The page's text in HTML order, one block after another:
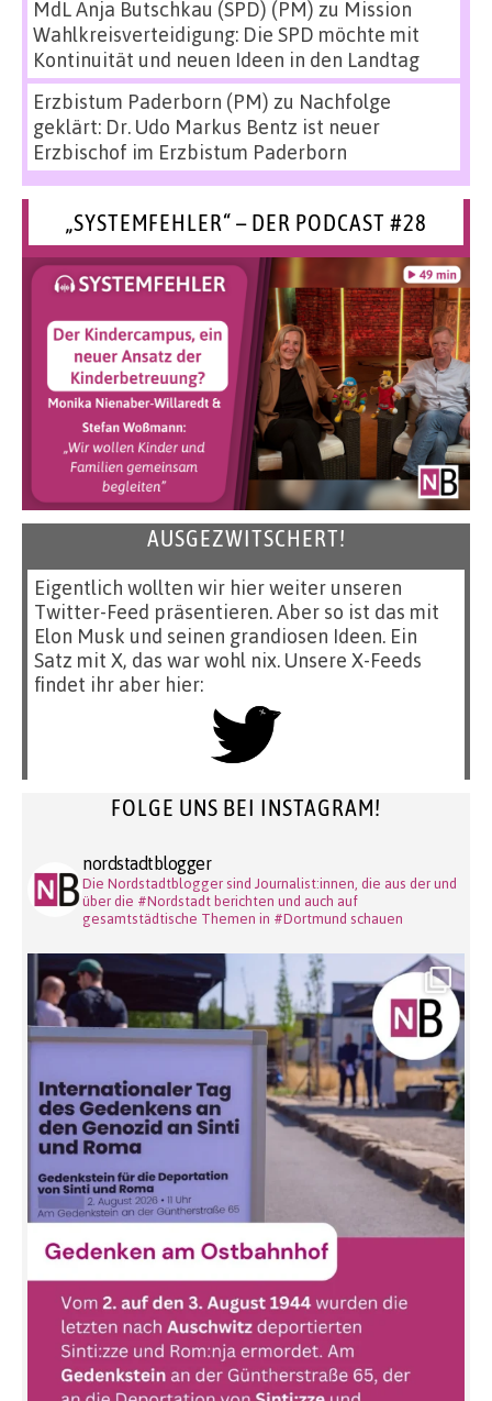
MdL Anja Butschkau (SPD) (PM) zu Mission
Wahlkreisverteidigung: Die SPD möchte mit
Kontinuität und neuen Ideen in den Landtag
Erzbistum Paderborn (PM) zu Nachfolge
geklärt: Dr. Udo Markus Bentz ist neuer
Erzbischof im Erzbistum Paderborn
„SYSTEMFEHLER“ – DER PODCAST #28
AUSGEZWITSCHERT!
Eigentlich wollten wir hier weiter unseren
Twitter-Feed präsentieren. Aber so ist das mit
Elon Musk und seinen grandiosen Ideen. Ein
Satz mit X, das war wohl nix. Unsere X-Feeds
findet ihr aber hier:
FOLGE UNS BEI INSTAGRAM!
nordstadtblogger
Die Nordstadtblogger sind Journalist:innen, die aus der und
über die #Nordstadt berichten und auch auf
gesamtstädtische Themen in #Dortmund schauen